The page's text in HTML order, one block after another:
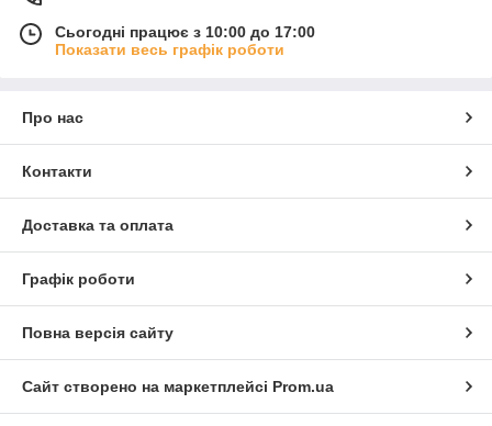
Сьогодні працює з 10:00 до 17:00
Показати весь графік роботи
Про нас
Контакти
Доставка та оплата
Графік роботи
Повна версія сайту
Сайт створено на маркетплейсі Prom.ua